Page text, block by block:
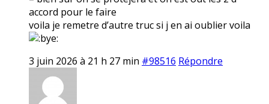
accord pour le faire
voila je remetre d’autre truc si j en ai oublier voila
3 juin 2026 à 21 h 27 min #98516 Répondre